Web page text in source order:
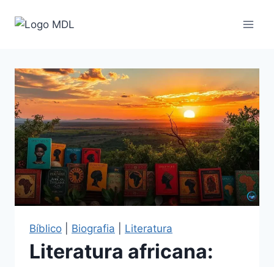
para
Bíblico Biografia Literatura
Literatura africana: